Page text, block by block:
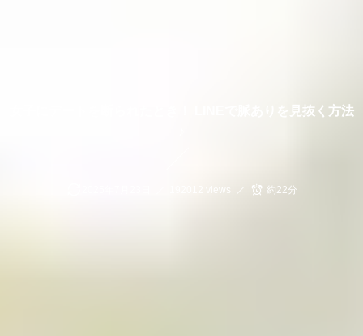
女子にデートを断られたとき！ LINEで脈ありを見抜く方法
192012 views 約22分